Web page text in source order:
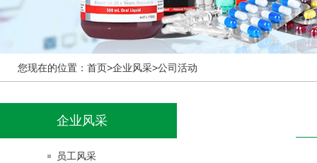
您现在的位置： 首页>企业风采>公司活动
企业风采
员工风采